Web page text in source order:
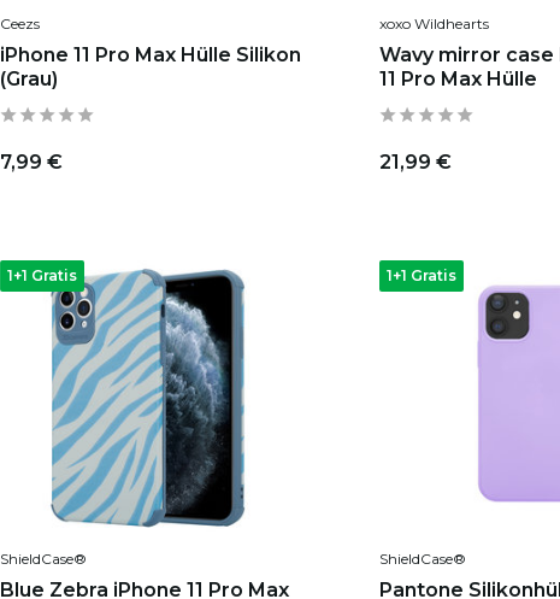
Ceezs
iPhone 11 Pro Max Hülle Silikon
(Grau)
7,99 €
xoxo Wildhearts
Wavy mirror case
11 Pro Max Hülle
21,99 €
1+1 Gratis
ShieldCase®
Blue Zebra iPhone 11 Pro Max
1+1 Gratis
ShieldCase®
Pantone